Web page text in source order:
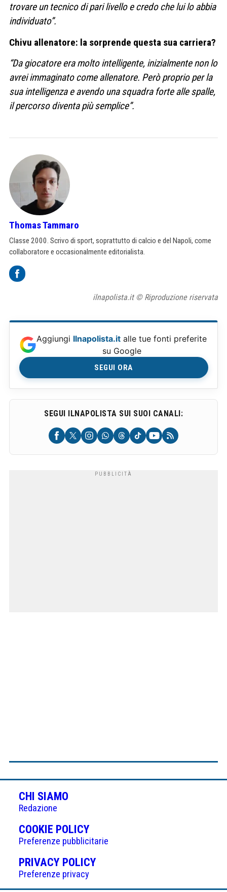
trovare un tecnico di pari livello e credo che lui lo abbia
individuato”.
Chivu allenatore: la sorprende questa sua carriera?
“Da giocatore era molto intelligente, inizialmente non lo
avrei immaginato come allenatore. Però proprio per la
sua intelligenza e avendo una squadra forte alle spalle,
il percorso diventa più semplice”.
Thomas Tammaro
Classe 2000. Scrivo di sport, soprattutto di calcio e del Napoli, come
collaboratore e occasionalmente editorialista.
ilnapolista.it © Riproduzione riservata
Aggiungi Ilnapolista.it alle tue fonti preferite
su Google
SEGUI ORA
SEGUI ILNAPOLISTA SUI SUOI CANALI:
CHI SIAMO
Redazione
COOKIE POLICY(APRE
IN
UNA
NUOVA
Preferenze pubblicitarie
PRIVACY POLICY(APRE
UNA
Preferenze privacy